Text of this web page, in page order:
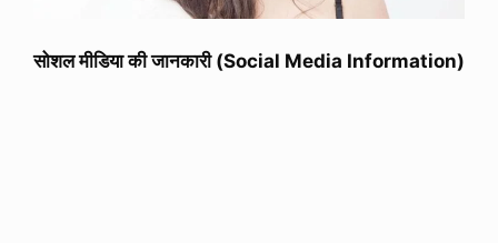
सोशल मीडिया की जानकारी (Social Media Information)